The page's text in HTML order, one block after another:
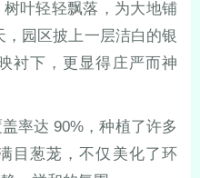
叶轻轻飘落，为大地铺
园区披上一层洁白的银
衬下，更显得庄严而神
达 90%，种植了许多
目葱茏，不仅美化了环